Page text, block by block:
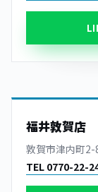
福井敦賀店
敦賀市津内町
TEL 0770-22-